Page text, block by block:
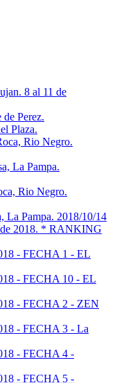
8 al 11 de
Perez.
Plaza.
Rio Negro.
La Pampa.
Rio Negro.
La Pampa. 2018/10/14
de 2018. * RANKING
- FECHA 1 - EL
- FECHA 10 - EL
- FECHA 2 - ZEN
- FECHA 3 - La
- FECHA 4 -
- FECHA 5 -